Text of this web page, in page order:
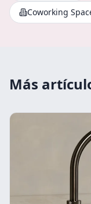
Coworking
Más